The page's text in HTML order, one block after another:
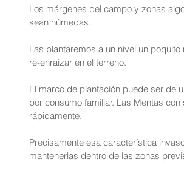
Los márgenes del campo y zonas
sean húmedas.
Las plantaremos a un nivel un
re-enraizar en el terreno.
El marco de plantación puede ser de
por consumo familiar. Las Mentas
rápidamente.
Precisamente esa característica
mantenerlas dentro de las zonas